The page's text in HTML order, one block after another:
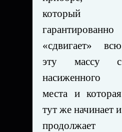
который
гарантированно
«сдвигает» всю
эту массу с
насиженного
места и которая
тут же начинает и
продолжает